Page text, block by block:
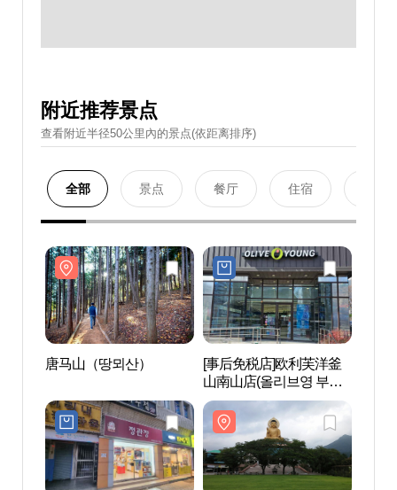
附近推荐景点
查看附近半径50公里內的景点(依距离排序)
全部 景点 餐厅 住宿
唐马山（땅뫼산）
[事后免税店]欧利芙洋釜
山南山店(올리브영 부산
남산점)